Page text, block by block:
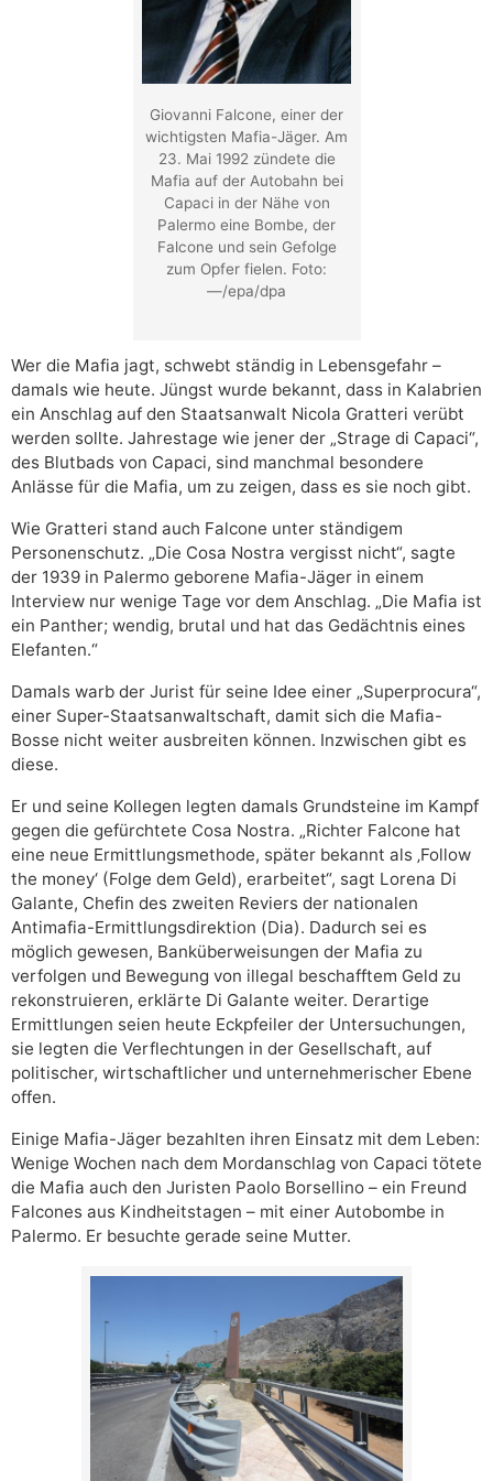
Giovanni Falcone, einer der
wichtigsten Mafia-Jäger. Am
23. Mai 1992 zündete die
Mafia auf der Autobahn bei
Capaci in der Nähe von
Palermo eine Bombe, der
Falcone und sein Gefolge
zum Opfer fielen. Foto:
—/epa/dpa
Wer die Mafia jagt, schwebt ständig in Lebensgefahr –
damals wie heute. Jüngst wurde bekannt, dass in Kalabrien
ein Anschlag auf den Staatsanwalt Nicola Gratteri verübt
werden sollte. Jahrestage wie jener der „Strage di Capaci“,
des Blutbads von Capaci, sind manchmal besondere
Anlässe für die Mafia, um zu zeigen, dass es sie noch gibt.
Wie Gratteri stand auch Falcone unter ständigem
Personenschutz. „Die Cosa Nostra vergisst nicht“, sagte
der 1939 in Palermo geborene Mafia-Jäger in einem
Interview nur wenige Tage vor dem Anschlag. „Die Mafia ist
ein Panther; wendig, brutal und hat das Gedächtnis eines
Elefanten.“
Damals warb der Jurist für seine Idee einer „Superprocura“,
einer Super-Staatsanwaltschaft, damit sich die Mafia-
Bosse nicht weiter ausbreiten können. Inzwischen gibt es
diese.
Er und seine Kollegen legten damals Grundsteine im Kampf
gegen die gefürchtete Cosa Nostra. „Richter Falcone hat
eine neue Ermittlungsmethode, später bekannt als ‚Follow
the money‘ (Folge dem Geld), erarbeitet“, sagt Lorena Di
Galante, Chefin des zweiten Reviers der nationalen
Antimafia-Ermittlungsdirektion (Dia). Dadurch sei es
möglich gewesen, Banküberweisungen der Mafia zu
verfolgen und Bewegung von illegal beschafftem Geld zu
rekonstruieren, erklärte Di Galante weiter. Derartige
Ermittlungen seien heute Eckpfeiler der Untersuchungen,
sie legten die Verflechtungen in der Gesellschaft, auf
politischer, wirtschaftlicher und unternehmerischer Ebene
offen.
Einige Mafia-Jäger bezahlten ihren Einsatz mit dem Leben:
Wenige Wochen nach dem Mordanschlag von Capaci tötete
die Mafia auch den Juristen Paolo Borsellino – ein Freund
Falcones aus Kindheitstagen – mit einer Autobombe in
Palermo. Er besuchte gerade seine Mutter.